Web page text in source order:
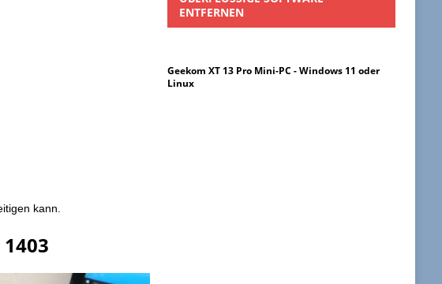
kann.
ENTFERNEN
Geekom XT 13 Pro Mini-PC - Windows 11 oder
Linux